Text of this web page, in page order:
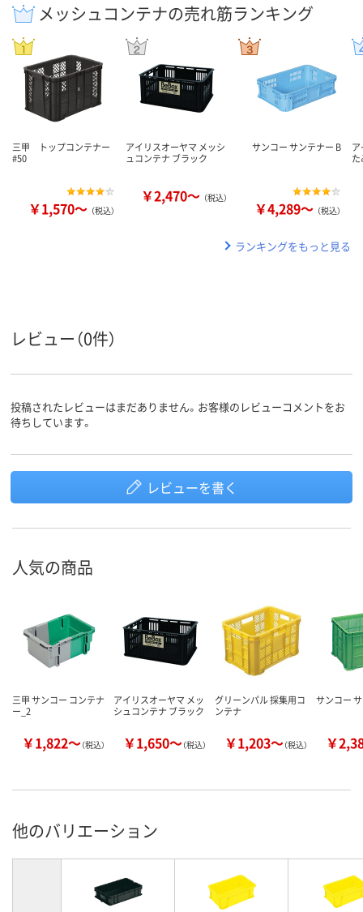
メッシュコンテナの売れ筋ランキング
三甲 トップコンテナー
#50
￥1,570～ （税込）
アイリスオーヤマ メッシ
ュコンテナ ブラック
￥2,470～ （税込）
サンコー サンテナー B
￥4,289～ （税込）
ランキングをもっと見る
レビュー（0件）
投稿されたレビューはまだありません。お客様のレビューコメントをお
待ちしています。
レビューを書く
人気の商品
三甲 サンコー コンテナ
ー_2
￥1,822～（税込）
アイリスオーヤマ メッ
シュコンテナ ブラック
￥1,650～（税込）
グリーンパル 採集用コ
ンテナ
￥1,203～（税込）
サンコー
￥
他のバリエーション